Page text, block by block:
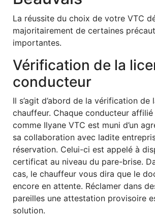
La réussite du choix de votre VTC
majoritairement de certaines
importantes.
Vérification de la
conducteur
Il s’agit d’abord de la vérification de
chauffeur. Chaque conducteur
comme Ilyane VTC est muni d’un
sa collaboration avec ladite
réservation. Celui-ci est appelé à
certificat au niveau du pare-brise.
cas, le chauffeur vous dira que le
encore en attente. Réclamer dans
pareilles une attestation provisoire
solution.